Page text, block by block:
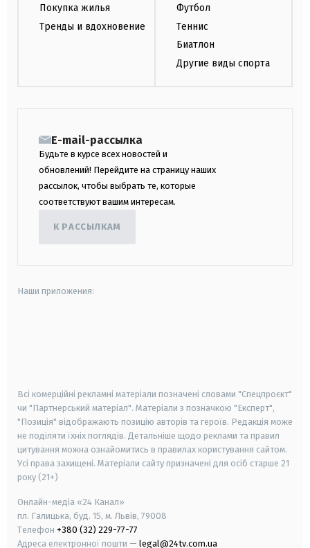
Покупка жилья
Тренды и вдохновение
Футбол
Теннис
Биатлон
Другие виды спорта
E-mail-рассылка
Будьте в курсе всех новостей и
обновлений! Перейдите на страницу наших
рассылок, чтобы выбрать те, которые
соответствуют вашим интересам.
К РАССЫЛКАМ
Наши приложения:
Всі комерційні рекламні матеріали позначені словами "Спецпроєкт"
чи "Партнерський матеріал". Матеріали з позначкою "Експерт",
"Позиція" відображають позицію авторів та героїв. Редакція може
не поділяти їхніх поглядів. Детальніше щодо реклами та правил
цитування можна ознайомитись в правилах користування сайтом.
Усі права захищені. Матеріали сайту призначені для осіб старше 21
року (21+)
Онлайн-медіа «24 Канал»
пл. Галицька, буд. 15, м. Львів, 79008
Телефон +380 (32) 229-77-77
Адреса електронної пошти — legal@24tv.com.ua